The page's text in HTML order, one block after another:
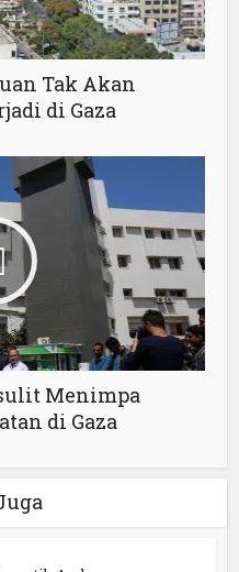
Tak Akan
di Gaza
Menimpa
di Gaza